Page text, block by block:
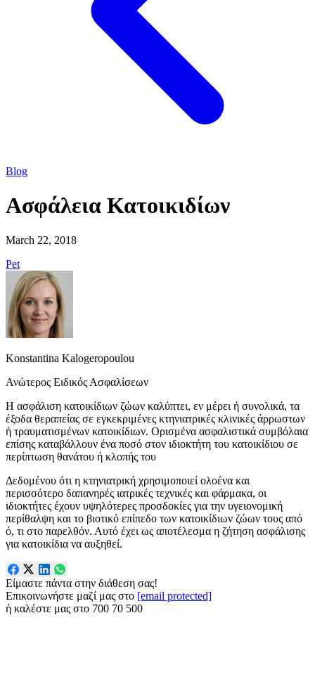
Blog
Ασφάλεια Κατοικιδίων
March 22, 2018
Pet
Konstantina Kalogeropoulou
Ανώτερος Ειδικός Ασφαλίσεων
Η ασφάλιση κατοικίδιων ζώων καλύπτει, εν μέρει ή συνολικά, τα
έξοδα θεραπείας σε εγκεκριμένες κτηνιατρικές κλινικές άρρωστων
ή τραυματισμένων κατοικίδιων. Ορισμένα ασφαλιστικά συμβόλαια
επίσης καταβάλλουν ένα ποσό στον ιδιοκτήτη του κατοικίδιου σε
περίπτωση θανάτου ή κλοπής του
Δεδομένου ότι η κτηνιατρική χρησιμοποιεί ολοένα και
περισσότερο δαπανηρές ιατρικές τεχνικές και φάρμακα, οι
ιδιοκτήτες έχουν υψηλότερες προσδοκίες για την υγειονομική
περίθαλψη και το βιοτικό επίπεδο των κατοικίδιων ζώων τους από
ό, τι στο παρελθόν. Αυτό έχει ως αποτέλεσμα η ζήτηση ασφάλισης
για κατοικίδια να αυξηθεί.
Είμαστε πάντα στην διάθεση σας!
Επικοινωνήστε μαζί μας στο [email protected]
ή καλέστε μας στο 700 70 500